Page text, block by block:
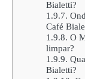
Bialetti?
1.9.7.
Café
1.9.8. O
limpar?
1.9.9.
Bialetti?